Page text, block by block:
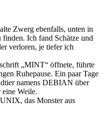
Zwerg ebenfalls, unten in
Ich fand Schätze und
verloren, je tiefer ich
„MINT“ öffnete, führte
Ruhepause. Ein paar Tage
namens DEBIAN über
Weile.
das Monster aus